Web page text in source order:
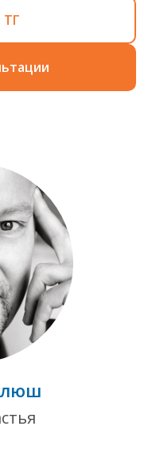
ТГ